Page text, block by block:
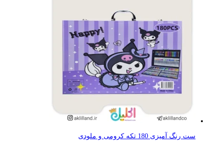
ست رنگ آمیزی 180 تکه کرومی و ملودی